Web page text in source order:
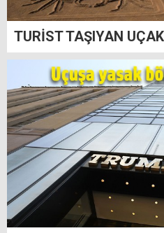
TURİST TAŞIYAN